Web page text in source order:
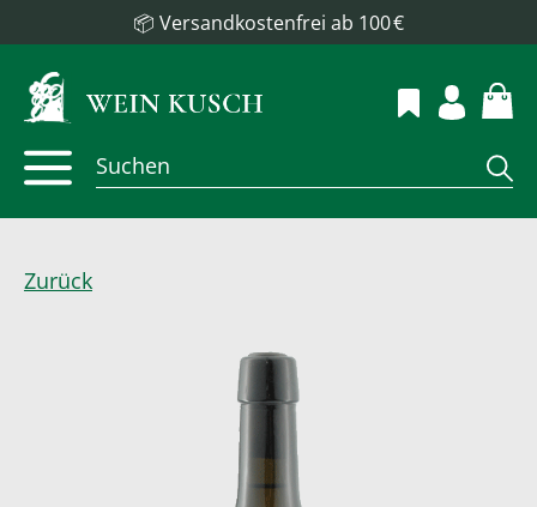
📦 Versandkostenfrei ab 100 €
Zurück